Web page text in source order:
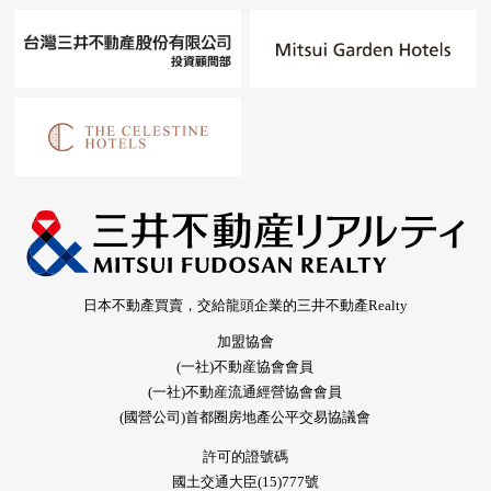
日本不動產買賣，交給龍頭企業的三井不動產Realty
加盟協會
(一社)不動産協會會員
(一社)不動産流通經營協會會員
(國營公司)首都圈房地產公平交易協議會
許可的證號碼
國土交通大臣(15)777號